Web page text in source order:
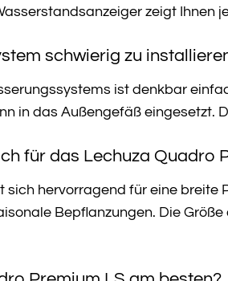
zeigt Ihnen
schwierig zu
ist denkbar
in das Außengefäß eingesetzt.
für das Lechuza Quadro
hervorragend für eine
Bepflanzungen. Die